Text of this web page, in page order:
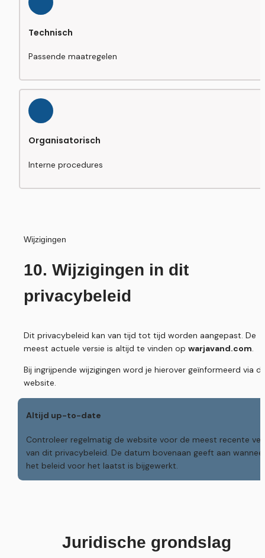
Technisch
Passende maatregelen
Organisatorisch
Interne procedures
Wijzigingen
10. Wijzigingen in dit
privacybeleid
Dit privacybeleid kan van tijd tot tijd worden aangepast. De
meest actuele versie is altijd te vinden op warjavand.com.
Bij ingrijpende wijzigingen word je hierover geïnformeerd via
website.
Altijd up-to-date
Controleer regelmatig de website voor de meest recente
van dit privacybeleid. De datum bovenaan geeft aan
het beleid voor het laatst is bijgewerkt.
Juridische grondslag